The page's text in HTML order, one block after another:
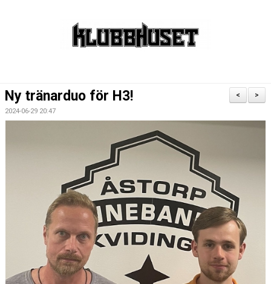
TRUPPEN
>
<
Ny tränarduo för H3!
2024-06-29 20:47